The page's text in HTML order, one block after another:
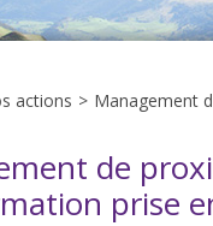
actions > Management
de
prise